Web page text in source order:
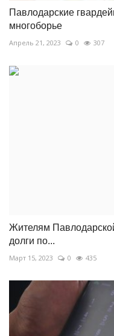
Павлодарские
многоборье
Апрель 21, 2023 0 307
Жителям
долги по...
Март 15, 2023 0 435